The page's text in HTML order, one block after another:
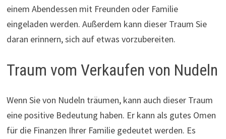
einem Abendessen mit Freunden oder Familie
eingeladen werden. Außerdem kann dieser Traum Sie
daran erinnern, sich auf etwas vorzubereiten.
Traum vom Verkaufen von Nudeln
Wenn Sie von Nudeln träumen, kann auch dieser Traum
eine positive Bedeutung haben. Er kann als gutes Omen
für die Finanzen Ihrer Familie gedeutet werden. Es